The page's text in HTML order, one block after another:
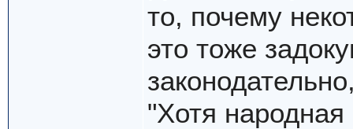
то, почему
это тоже
"Хотя